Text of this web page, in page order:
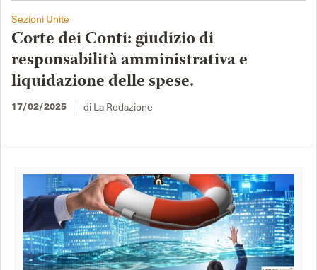
Sezioni Unite
Corte dei Conti: giudizio di
responsabilità amministrativa e
liquidazione delle spese.
17/02/2025 di La Redazione